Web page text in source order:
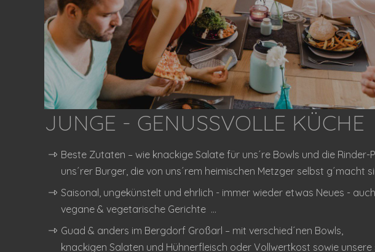
JUNGE - GENUSSVOLLE KÜCHE
Beste Zutaten – wie knackige Salate für uns´re Bowls und die Rinder-
uns´rer Burger, die von uns´rem heimischen Metzger selbst g´macht
Saisonal, ungekünstelt und ehrlich - immer wieder etwas Neues - auch
vegane & vegetarische Gerichte ...
Guad & anders im Bergdorf Großarl – mit verschied´nen Bowls,
knackigen Salaten und Hühnerfleisch oder Vollwertkost sowie unsere